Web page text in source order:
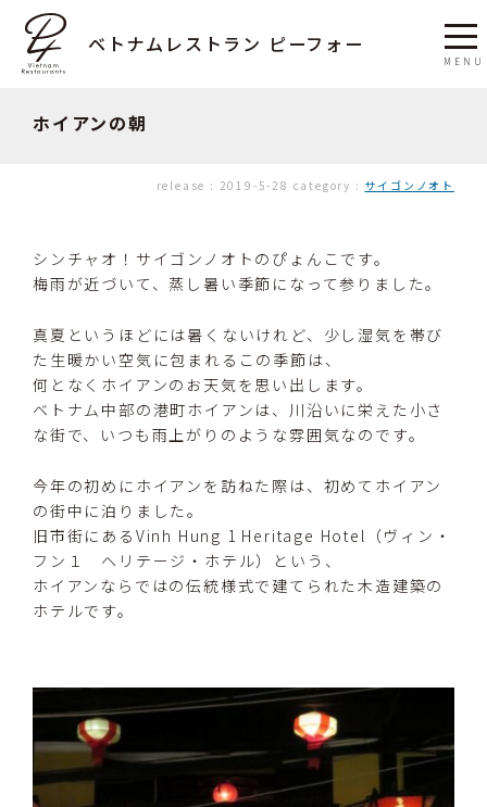
ベトナムレストラン ピーフォー
ホイアンの朝
release : 2019-5-28 category : サイゴンノオト
シンチャオ！サイゴンノオトのぴょんこです。
梅雨が近づいて、蒸し暑い季節になって参りました。
真夏というほどには暑くないけれど、少し湿気を帯び
た生暖かい空気に包まれるこの季節は、
何となくホイアンのお天気を思い出します。
ベトナム中部の港町ホイアンは、川沿いに栄えた小さ
な街で、いつも雨上がりのような雰囲気なのです。
今年の初めにホイアンを訪ねた際は、初めてホイアン
の街中に泊りました。
旧市街にあるVinh Hung 1 Heritage Hotel（ヴィン・
フン１ ヘリテージ・ホテル）という、
ホイアンならではの伝統様式で建てられた木造建築の
ホテルです。